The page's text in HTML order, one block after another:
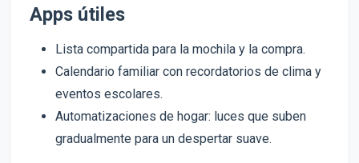
Apps útiles
Lista compartida para la mochila y la compra.
Calendario familiar con recordatorios de clima y
eventos escolares.
Automatizaciones de hogar: luces que suben
gradualmente para un despertar suave.